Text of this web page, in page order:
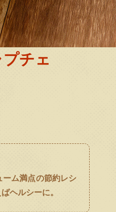
チェ
ム満点の節約レシ
ヘルシーに。